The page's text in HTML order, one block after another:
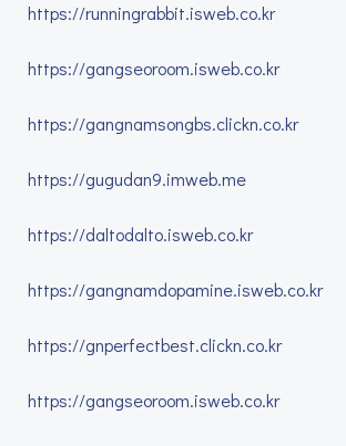
https://runningrabbit.isweb.co.kr
https://gangseoroom.isweb.co.kr
https://gangnamsongbs.clickn.co.kr
https://gugudan9.imweb.me
https://daltodalto.isweb.co.kr
https://gangnamdopamine.isweb.co.kr
https://gnperfectbest.clickn.co.kr
https://gangseoroom.isweb.co.kr